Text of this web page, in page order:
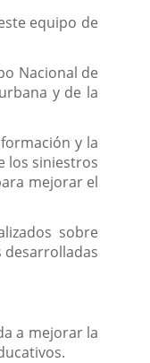
equipo de
Nacional de
y de la
y la
los siniestros
mejorar el
sobre
desarrolladas
a mejorar la